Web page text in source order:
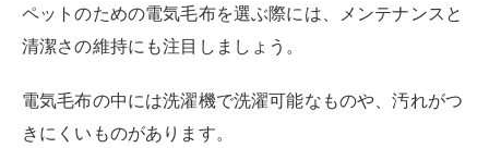
ペットのための電気毛布を選ぶ際には、メンテナンスと
清潔さの維持にも注目しましょう。
電気毛布の中には洗濯機で洗濯可能なものや、汚れがつ
きにくいものがあります。